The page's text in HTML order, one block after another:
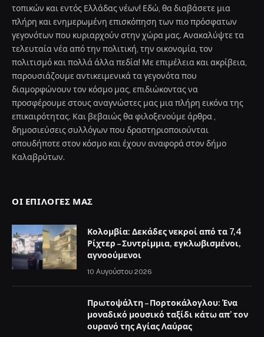
τοπικών και εντός Ελλάδας νέων! Εδώ, θα διαβάσετε μια
πλήρη και ενημερωμένη επισκόπηση των πιο πρόσφατων
γεγονότων που κυριαρχούν στην χώρα μας. Ανακαλύψτε τα
τελευταία νέα από την πολιτική, την οικονομία, τον
πολιτισμό και πολλά άλλα πεδία! Με επιμέλεια και ακρίβεια,
παρουσιάζουμε αντικειμενικά τα γεγονότα που
διαμορφώνουν τον κόσμο μας, επιδιώκοντας να
προσφέρουμε στους αναγνώστες μας μια πλήρη εικόνα της
επικαιρότητας. Και βεβαιώς θα φιλοξενούμε άρθρα ,
δημοσιεύσεις συλλόγων που δραστηριοποιούνται
οπουδήποτε στον κόσμο και έχουν αναφορά στον δήμο
Καλαβρύτων.
ΟΙ ΕΠΙΛΟΓΈΣ ΜΑΣ
Κολομβία: Δεκάδες νεκροί από τα 7,4
Ρίχτερ – Συντρίμμια, εγκλωβισμένοι,
αγνοούμενοι
10 Αυγούστου 2026
Πρωτοψάλτη – Πορτοκάλογλου: Ένα
μοναδικό μουσικό ταξίδι κάτω απ’ τον
ουρανό της Αγίας Λαύρας